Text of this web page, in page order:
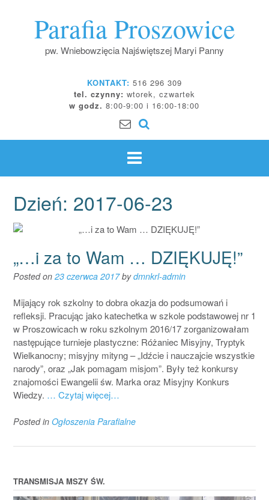
Parafia Proszowice
pw. Wniebowzięcia Najświętszej Maryi Panny
KONTAKT: 516 296 309
tel. czynny: wtorek, czwartek
w godz. 8:00-9:00 i 16:00-18:00
Dzień: 2017-06-23
„…i za to Wam … DZIĘKUJĘ!”
Posted on 23 czerwca 2017bydmnkrl-admin
Mijający rok szkolny to dobra okazja do podsumowań i
refleksji. Pracując jako katechetka w szkole podstawowej nr 1
w Proszowicach w roku szkolnym 2016/17 zorganizowałam
następujące turnieje plastyczne: Różaniec Misyjny, Tryptyk
Wielkanocny; misyjny mityng – „Idźcie i nauczajcie wszystkie
narody”, oraz „Jak pomagam misjom”. Były też konkursy
znajomości Ewangelii św. Marka oraz Misyjny Konkurs
Wiedzy. … Czytaj więcej…
Posted in Ogłoszenia Parafialne
TRANSMISJA MSZY ŚW.